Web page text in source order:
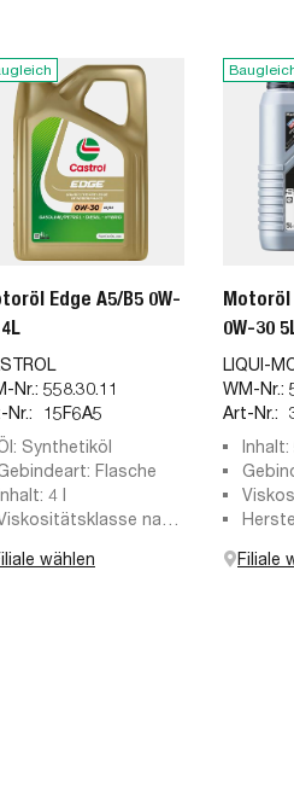
Edge A5/B5 0W-
Nr.: 558.30.11
Nr.:
15F6A5
Synthetiköl
Flasche
4 l
nach
wählen
Motoröl
0W-30
LIQUI-
WM-Nr.:
Art-Nr.:
Inhalt:
0W-30
Volvo
Filiale